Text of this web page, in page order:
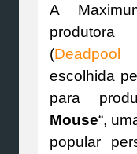
A
(
escolhida
para
Mouse“,
popular